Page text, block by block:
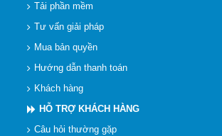
Tải phần mềm
Tư vấn giải pháp
Mua bản quyền
Hướng dẫn thanh toán
Khách hàng
HỖ TRỢ KHÁCH HÀNG
Câu hỏi thường gặp